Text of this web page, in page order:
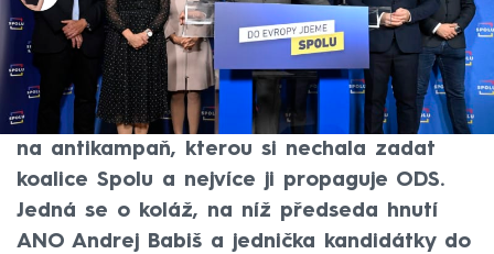
Hloupé, primitivní, ale zároveň
nepřekvapivé. Tak politologové Lukáš Valeš
a Jan Kubáček pro CNN Prima NEWS reagují
na antikampaň, kterou si nechala zadat
koalice Spolu a nejvíce ji propaguje ODS.
Jedná se o koláž, na níž předseda hnutí
ANO Andrej Babiš a jednička kandidátky do